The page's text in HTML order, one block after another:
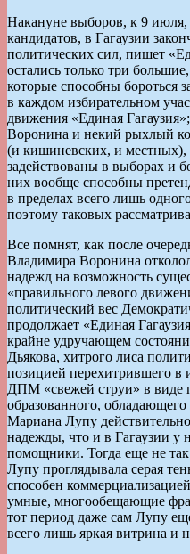
Накануне выборов, к 9 июля,
кандидатов, в Гагаузии
политических сил, пишет
остались только три
которые способны бороться
в каждом избирательном
движения «Единая
Воронина и некий рыхлый
(и кишиневских, и
задействованы в выборах и
них вообще способны
в пределах всего лишь
поэтому таковых
Все помнят, как после
Владимира Воронина
надежд на возможность
«правильного левого
политический вес
продолжает «Единая
крайне удручающем
Дьякова, хитрого лиса
позицией перехитрившего в
ДПМ «свежей струи» в виде
образованного,
Мариана Лупу
надежды, что и в Гагаузии у
помощники. Тогда еще не
Лупу проглядывала серая
способен
умные, многообещающие
тот период даже сам Лупу
всего лишь яркая витрина и